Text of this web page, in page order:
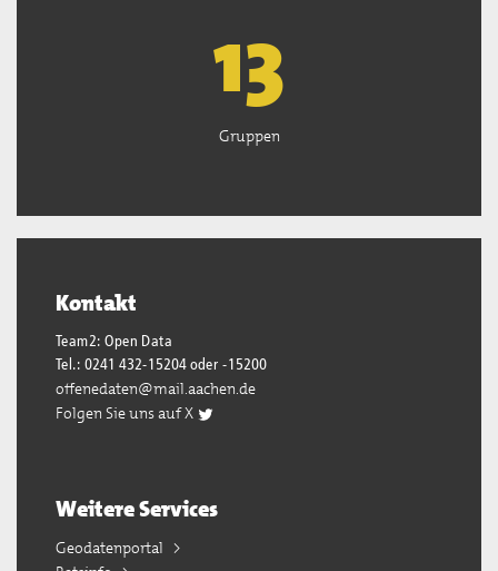
13
Gruppen
Kontakt
Team2: Open Data
Tel.: 0241 432-15204 oder -15200
offenedaten@mail.aachen.de
Folgen Sie uns auf X
Weitere Services
Geodatenportal